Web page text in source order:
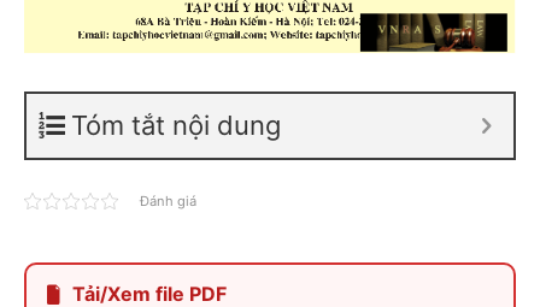
Tóm tắt nội dung
Đánh giá
Tải/Xem file PDF